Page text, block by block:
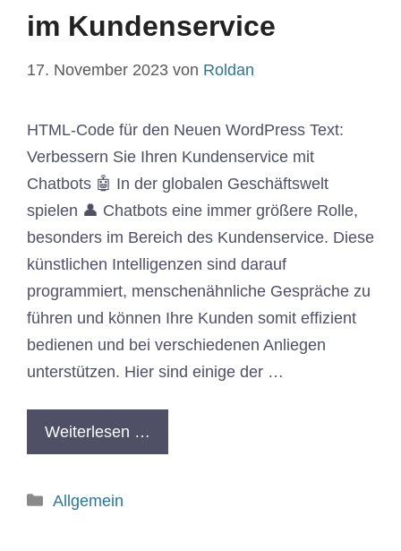
im Kundenservice
17. November 2023 von Roldan
HTML-Code für den Neuen WordPress Text:
Verbessern Sie Ihren Kundenservice mit
Chatbots 🤖 In der globalen Geschäftswelt
spielen 👤 Chatbots eine immer größere Rolle,
besonders im Bereich des Kundenservice. Diese
künstlichen Intelligenzen sind darauf
programmiert, menschenähnliche Gespräche zu
führen und können Ihre Kunden somit effizient
bedienen und bei verschiedenen Anliegen
unterstützen. Hier sind einige der …
Weiterlesen …
Allgemein